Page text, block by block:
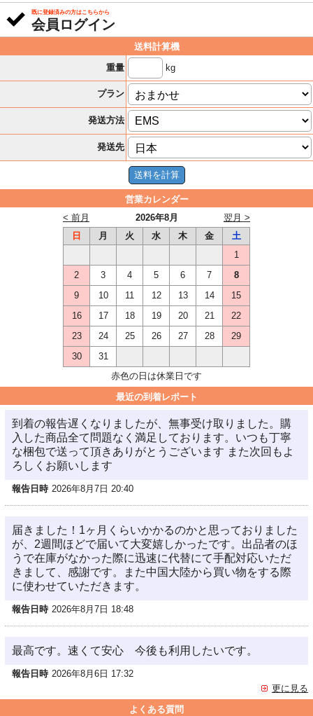
既に登録済みの方はこちらから
会員ログイン
送料計算機
重量
kg
プラン
発送方法
発送先
営業カレンダー
2026年8月
< 前月
翌月 >
日
月 火 水 木 金
土
1
2
3 4 5 6 7
8
9
10 11 12 13 14
15
16
17 18 19 20 21
22
23
24 25 26 27 28
29
30
31
赤色の日は休業日です
最近の到着レポート
到着の報告遅くなりましたが、無事受け取りました。購
入した商品全て問題なく満足しております。いつも丁寧
な梱包で送って頂きありがとうございます また次回もよ
ろしくお願いします
報告日時 2026年8月7日 20:40
届きました！1ヶ月くらいかかるのかと思っておりました
が、2週間ほどで届いて大変嬉しかったです。出品者のほ
うで在庫がなかった際に迅速に代替にて手配対応いただ
きまして、感謝です。また中国大陸から買い物をする際
に使わせていただきます。
報告日時 2026年8月7日 18:48
最高です。速くて安心 今後も利用したいです。
報告日時 2026年8月6日 17:32
更に見る
よくある質問